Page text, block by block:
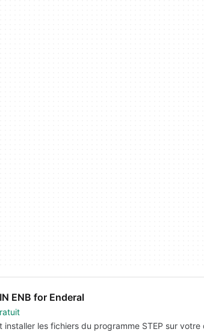
ENB for Enderal
installer les fichiers du programme STEP sur